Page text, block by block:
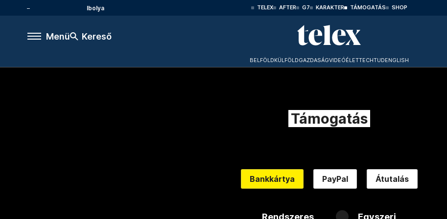
Ibolya TELEX AFTER G7 KARAKTER TÁMOGATÁS SHOP
Menü Kereső
BELFÖLDKÜLFÖLDGAZDASÁGVIDEÓÉLETTECHTUDENGLISH
Támogatás
Bankkártya PayPal Átutalás
Rendszeres Egyszeri